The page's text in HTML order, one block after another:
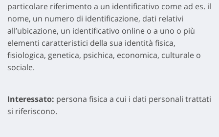
particolare riferimento a un identificativo come ad es. il
nome, un numero di identificazione, dati relativi
all’ubicazione, un identificativo online o a uno o più
elementi caratteristici della sua identità fisica,
fisiologica, genetica, psichica, economica, culturale o
sociale.
Interessato: persona fisica a cui i dati personali trattati
si riferiscono.